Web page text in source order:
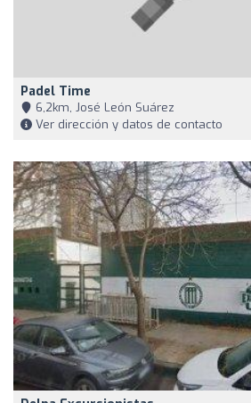
Padel Time
6,2km, José León Suárez
Ver dirección y datos de contacto